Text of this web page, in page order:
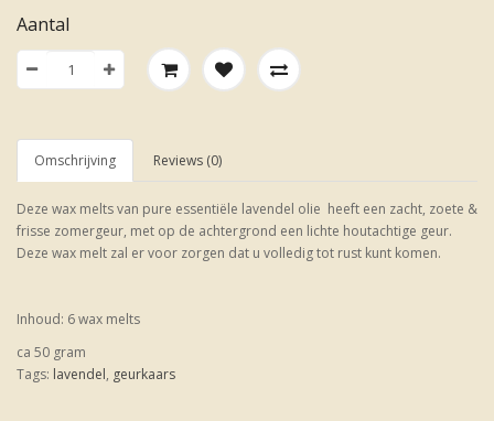
Aantal
Omschrijving Reviews (0)
Deze wax melts van pure essentiële lavendel olie heeft een zacht, zoete &
frisse zomergeur, met op de achtergrond een lichte houtachtige geur.
Deze wax melt zal er voor zorgen dat u volledig tot rust kunt komen.
Inhoud: 6 wax melts
ca 50 gram
Tags: lavendel, geurkaars